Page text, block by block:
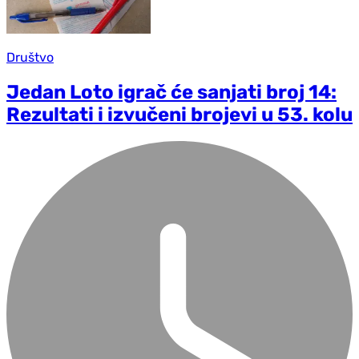
Društvo
Jedan Loto igrač će sanjati broj 14:
Rezultati i izvučeni brojevi u 53. kolu